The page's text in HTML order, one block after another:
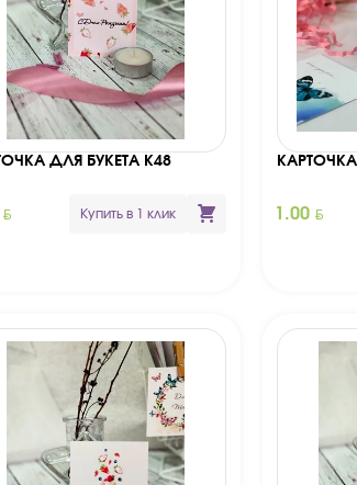
ДЛЯ БУКЕТА К48
BYN Купить в 1 клик 1.00BYN